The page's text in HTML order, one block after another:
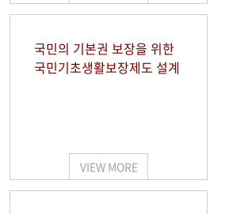
국민의 기본권 보장을 위한
국민기초생활보장제도 설계
VIEW MORE